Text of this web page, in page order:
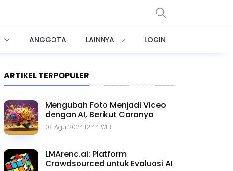
ANGGOTA LAINNYA LOGIN
ARTIKEL TERPOPULER
Mengubah Foto Menjadi Video
dengan AI, Berikut Caranya!
08 Agu 2024 12.44 WIB
LMArena.ai: Platform
Crowdsourced untuk Evaluasi AI